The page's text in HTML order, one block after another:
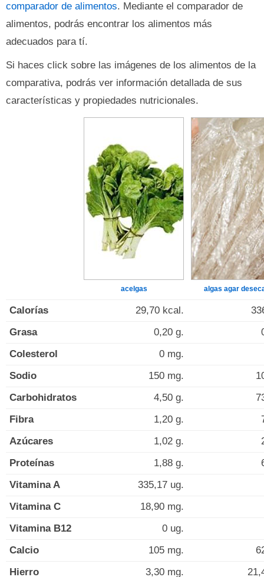
comparador de alimentos. Mediante el comparador de
alimentos, podrás encontrar los alimentos más
adecuados para tí.
Si haces click sobre las imágenes de los alimentos de la
comparativa, podrás ver información detallada de sus
características y propiedades nutricionales.
acelgas algas agar
Calorías 29,70 kcal.
Grasa
0,20 g.
Colesterol
0 mg.
Sodio
150 mg.
Carbohidratos
4,50 g.
Fibra
1,20 g.
Azúcares
1,02 g.
Proteínas
1,88 g.
Vitamina A
335,17 ug.
Vitamina C
18,90 mg.
Vitamina B12
0 ug.
Calcio
105 mg.
Hierro
3,30 mg.